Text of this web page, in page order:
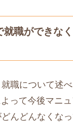
就職ができな
職について述
って今後マニ
んどんなくな